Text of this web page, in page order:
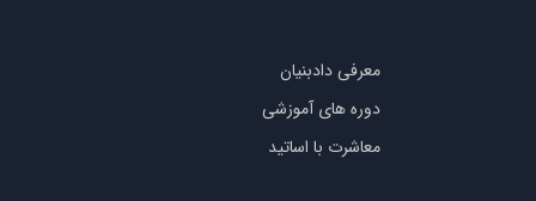
معرفی دادبنیان
دوره های آموزشی
معاشرت با اساتید